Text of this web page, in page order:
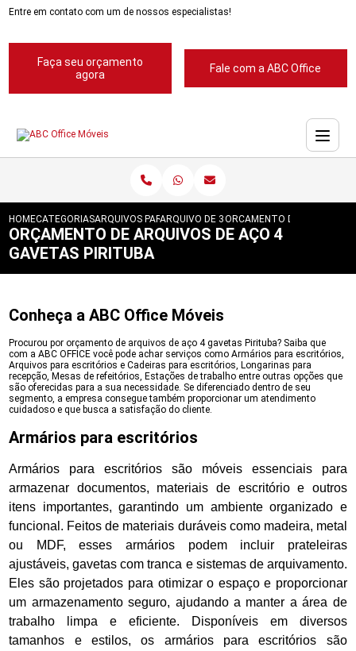
Entre em contato com um de nossos especialistas!
Faça seu orçamento
agora
Fale com a ABC Office
HOMECATEGORIASARQUIVOS PARA ESCRITORIOS
ARQUIVO DE 3 GAVETAS PARA
ORCAMENTO DE ARQUIVOS
ORÇAMENTO DE ARQUIVOS DE AÇO 4
GAVETAS PIRITUBA
Conheça a ABC Office Móveis
Procurou por orçamento de arquivos de aço 4 gavetas Pirituba? Saiba que
com a ABC OFFICE você pode achar serviços como Armários para escritórios,
Arquivos para escritórios e Cadeiras para escritórios, Longarinas para
recepção, Mesas de refeitórios, Estações de trabalho entre outras opções que
são oferecidas para a sua necessidade. Se diferenciado dentro de seu
segmento, a empresa consegue também proporcionar um atendimento
cuidadoso e que busca a satisfação do cliente.
Armários para escritórios
Armários para escritórios são móveis essenciais para
armazenar documentos, materiais de escritório e outros
itens importantes, garantindo um ambiente organizado e
funcional. Feitos de materiais duráveis como madeira, metal
ou MDF, esses armários podem incluir prateleiras
ajustáveis, gavetas com tranca e sistemas de arquivamento.
Eles são projetados para otimizar o espaço e proporcionar
um armazenamento seguro, ajudando a manter a área de
trabalho limpa e eficiente. Disponíveis em diversos
tamanhos e estilos, os armários para escritórios são